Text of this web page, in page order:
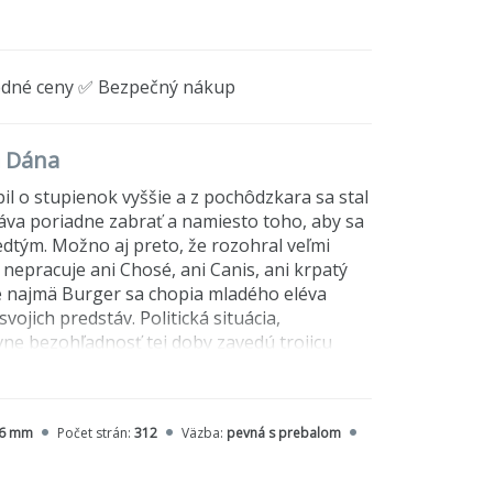
ceny ✅ Bezpečný nákup
o stupienok vyššie a z pochôdzkara sa stal
poriadne zabrať a namiesto toho, aby sa
Možno aj preto, že rozohral veľmi
ani Chosé, ani Canis, ani krpatý
Burger sa chopia mladého eléva
predstáv. Politická situácia,
bezohľadnosť tej doby zavedú trojicu
sa po celej štátnej hranici so západným
mm Počet strán: 312 Väzba: pevná s prebalom